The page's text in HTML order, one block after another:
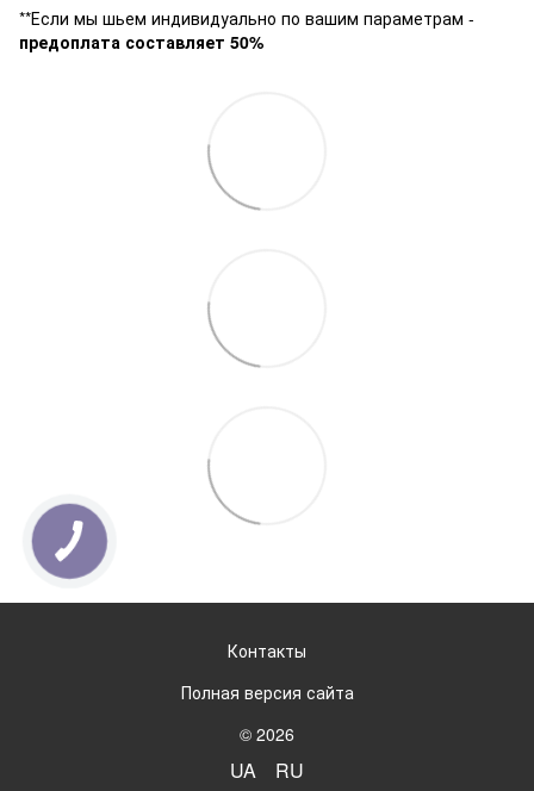
**Если мы шьем индивидуально по вашим параметрам -
предоплата составляет 50%
Контакты
Полная версия сайта
© 2026
UA RU